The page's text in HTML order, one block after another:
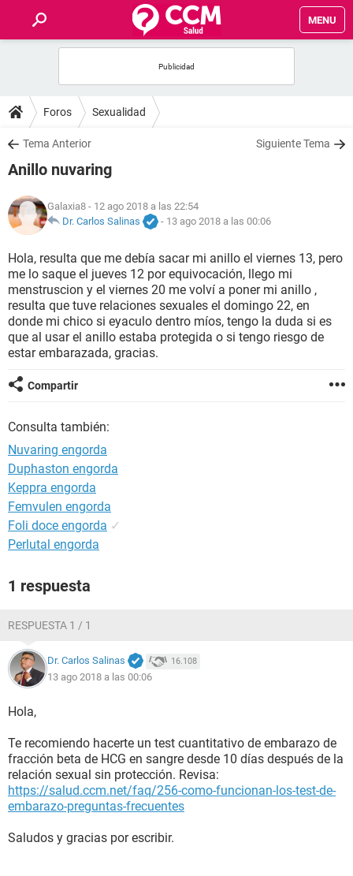
MENU
FOROS
SALUD
NUTRICIÓN
BIENESTAR
SEXUALIDAD
GLOSARIO
Foros Sexualidad
Tema Anterior Siguiente Tema
Anillo nuvaring
Galaxia8 - 12 ago 2018 a las 22:54
Dr. Carlos Salinas
- 13 ago 2018 a las 00:06
Hola, resulta que me debía sacar mi anillo el viernes 13, pero
me lo saque el jueves 12 por equivocación, llego mi
menstruscion y el viernes 20 me volví a poner mi anillo ,
resulta que tuve relaciones sexuales el domingo 22, en
donde mi chico si eyaculo dentro míos, tengo la duda si es
que al usar el anillo estaba protegida o si tengo riesgo de
estar embarazada, gracias.
Compartir
Consulta también:
Nuvaring engorda
Duphaston engorda
Keppra engorda
Femvulen engorda
Foli doce engorda ✓
Perlutal engorda
1 respuesta
RESPUESTA 1 / 1
Dr. Carlos Salinas 16.108
13 ago 2018 a las 00:06
Hola,
Te recomiendo hacerte un test cuantitativo de embarazo de
fracción beta de HCG en sangre desde 10 días después de la
relación sexual sin protección. Revisa:
https://salud.ccm.net/faq/256-como-funcionan-los-test-de-
embarazo-preguntas-frecuentes
Saludos y gracias por escribir.